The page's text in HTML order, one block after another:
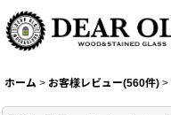
ホーム > お客様レビュー(560件) >